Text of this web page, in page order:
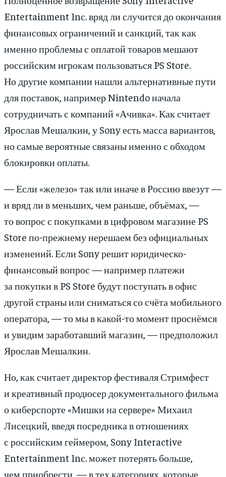
Entertainment Inс. вряд ли случится до окончания
финансовых ограничений и санкций, так как
именно проблемы с оплатой товаров мешают
российским игрокам пользоваться PS Store.
Но другие компании нашли альтернативные пути
для поставок, например Nintendo начала
сотрудничать с компаний «Ачивка». Как считает
Ярослав Мешалкин, у Sony есть масса вариантов,
но самые вероятные связаны именно с обходом
блокировки оплаты.
— Если «железо» так или иначе в Россию ввезут —
и вряд ли в меньших, чем раньше, объёмах, —
то вопрос с покупками в цифровом магазине PS
Store по-прежнему нерешаем без официальных
изменений. Если Sony решит юридическо-
финансовый вопрос — например платежи
за покупки в PS Store будут поступать в офис
другой страны или сниматься со счёта мобильного
оператора, — то мы в какой-то момент проснёмся
и увидим заработавший магазин, — предположил
Ярослав Мешалкин.
Но, как считает директор фестиваля Стримфест
и креативный продюсер документального фильма
о киберспорте «Мишки на сервере» Михаил
Лисецкий, введя посредника в отношениях
с российским геймером, Sony Interactive
Entertainment Inс. может потерять больше,
чем приобрести, — в тех категориях, которые